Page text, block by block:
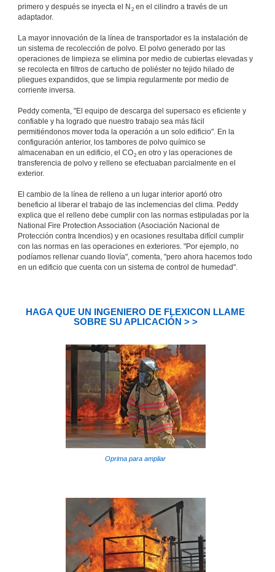
primero y después se inyecta el N 2 en el cilindro a través de un
adaptador.
La mayor innovación de la línea de transportador es la instalación de
un sistema de recolección de polvo. El polvo generado por las
operaciones de limpieza se elimina por medio de cubiertas elevadas y
se recolecta en filtros de cartucho de poliéster no tejido hilado de
pliegues expandidos, que se limpia regularmente por medio de
corriente inversa.
Peddy comenta, "El equipo de descarga del supersaco es eficiente y
confiable y ha logrado que nuestro trabajo sea más fácil
permitiéndonos mover toda la operación a un solo edificio". En la
configuración anterior, los tambores de polvo químico se
almacenaban en un edificio, el CO2 en otro y las operaciones de
transferencia de polvo y relleno se efectuaban parcialmente en el
exterior.
El cambio de la línea de relleno a un lugar interior aportó otro
beneficio al liberar el trabajo de las inclemencias del clima. Peddy
explica que el relleno debe cumplir con las normas estipuladas por la
National Fire Protection Association (Asociación Nacional de
Protección contra Incendios) y en ocasiones resultaba difícil cumplir
con las normas en las operaciones en exteriores. "Por ejemplo, no
podíamos rellenar cuando llovía", comenta, "pero ahora hacemos todo
en un edificio que cuenta con un sistema de control de humedad".
HAGA QUE UN INGENIERO DE FLEXICON LLAME
SOBRE SU APLICACIÓN > >
Oprima para ampliar